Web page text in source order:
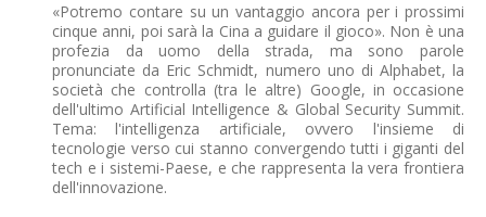
«Potremo contare su un vantaggio ancora per i prossimi
cinque anni, poi sarà la Cina a guidare il gioco». Non è una
profezia da uomo della strada, ma sono parole
pronunciate da Eric Schmidt, numero uno di Alphabet, la
società che controlla (tra le altre) Google, in occasione
dell'ultimo Artificial Intelligence & Global Security Summit.
Tema: l'intelligenza artificiale, ovvero l'insieme di
tecnologie verso cui stanno convergendo tutti i giganti del
tech e i sistemi-Paese, e che rappresenta la vera frontiera
dell'innovazione.